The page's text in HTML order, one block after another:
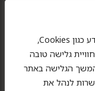
באתר זה נעשה שימוש בטכנולוגיות איסוף מידע כגון Cookies,
גלישה טובה
המשך הגלישה באתר
לנהל את
תמיד.